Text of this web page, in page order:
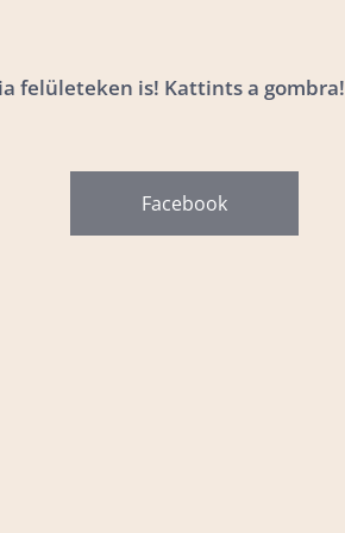
felületeken is! Kattints a gombra!
Facebook